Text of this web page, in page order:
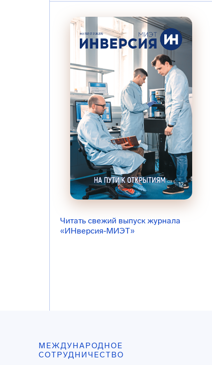
Читать свежий выпуск журнала
«ИНверсия-МИЭТ»
МЕЖДУНАРОДНОЕ
СОТРУДНИЧЕСТВО